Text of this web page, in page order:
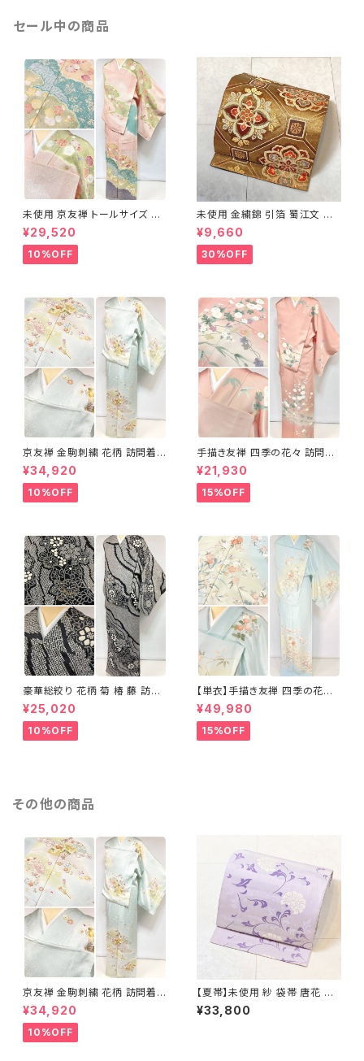
セール中の商品
未使用 京友禅 トールサイズ 染
め分け 金彩 訪問着 袷 正絹 ピ
ンク 黄緑 紫 黄色 1438
¥29,520
10%OFF
未使用 金繍錦 引箔 蜀江文 唐
織 華紋 袋帯 正絹 金糸 ゴール
ド 赤 紫 710
¥9,660
30%OFF
京友禅 金駒刺繍 花柄 訪問着
正絹 水色 黄緑 パステルカラー
アイスグリーン 1433
¥34,920
10%OFF
手描き友禅 四季の花々 訪問着
袷 正絹 サーモンピンク クリー
ム 白 桃花色 1434
¥21,930
15%OFF
豪華総絞り 花柄 菊 椿 藤 訪問
着 鹿の子絞り ラメ 正絹 黒 白
グレー 1435
¥25,020
10%OFF
【単衣】手描き友禅 四季の花々
正絹 訪問着 水色 黄緑 白 パス
テルカラー 1431
¥49,980
15%OFF
その他の商品
京友禅 金駒刺繍 花柄 訪問着
正絹 水色 黄緑 パステルカラー
アイスグリーン 1433
¥34,920
10%OFF
【夏帯】未使用 紗 袋帯 唐花 正
絹 紫 白 淡藤色 729
¥33,800